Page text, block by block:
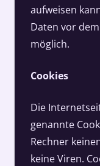
aufweisen
Daten vor
möglich.
Cookies
Die
genannte
Rechner
keine Viren.